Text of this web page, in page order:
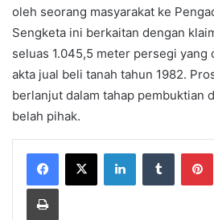
oleh seorang masyarakat ke
Sengketa ini berkaitan dengan
seluas 1.045,5 meter persegi yang
akta jual beli tanah tahun 1982.
berlanjut dalam tahap pembuktian
belah pihak.
LinkedInTumblr
Print